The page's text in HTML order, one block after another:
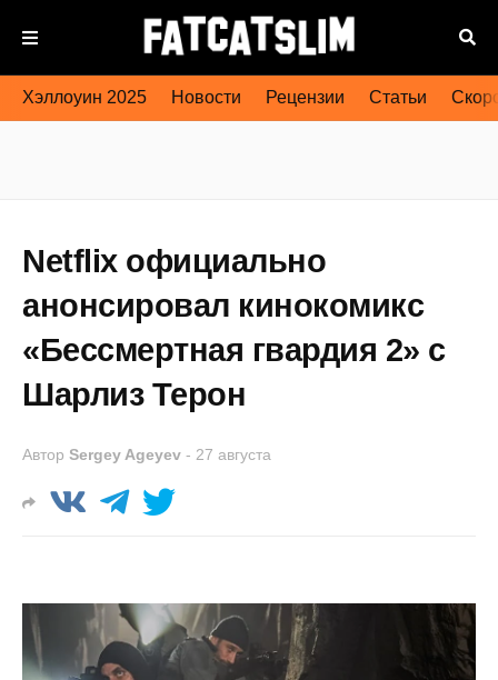
Хэллоуин 2025 Новости Рецензии Статьи
Netflix официально
анонсировал кинокомикс
«Бессмертная гвардия 2» с
Шарлиз Терон
Автор Sergey Ageyev - 27 августа